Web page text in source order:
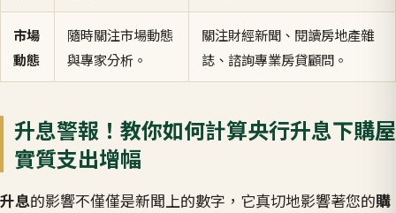
市場
動態
隨時關注市場動態
與專家分析。
關注財經新聞、閱讀房地產雜
誌、諮詢專業房貸顧問。
升息警報！教你如何計算央行升息下購屋
實質支出增幅
升息的影響不僅僅是新聞上的數字，它真切地影響著您的購